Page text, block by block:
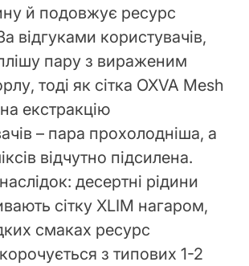
й подовжує ресурс
відгуками користувачів,
пару з вираженим
тоді як сітка OXVA Mesh
екстракцію
– пара прохолодніша, а
відчутно підсилена.
десертні рідини
сітку XLIM нагаром,
смаках ресурс
з типових 1-2